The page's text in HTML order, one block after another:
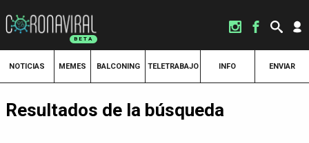
NOTICIAS MEMES BALCONING TELETRABAJO INFO ENVIAR
Resultados de la búsqueda